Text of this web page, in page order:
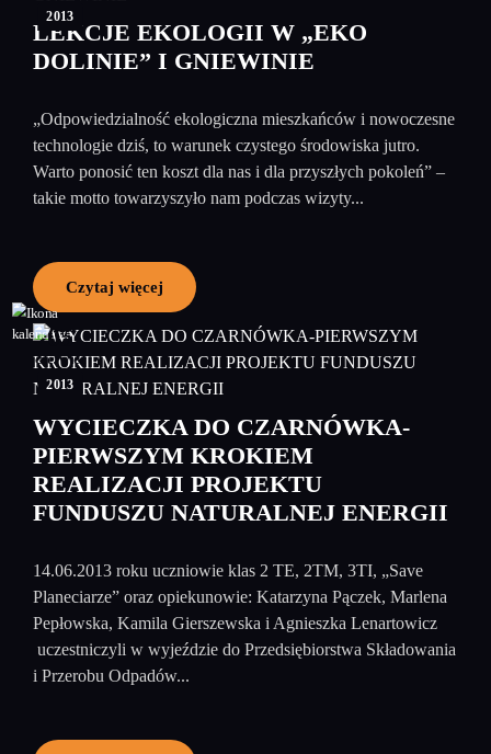
2013
LEKCJE EKOLOGII W „EKO
DOLINIE” I GNIEWINIE
„Odpowiedzialność ekologiczna mieszkańców i nowoczesne
technologie dziś, to warunek czystego środowiska jutro.
Warto ponosić ten koszt dla nas i dla przyszłych pokoleń” –
takie motto towarzyszyło nam podczas wizyty...
Czytaj więcej
05
czerwiec
2013
WYCIECZKA DO CZARNÓWKA-
PIERWSZYM KROKIEM
REALIZACJI PROJEKTU
FUNDUSZU NATURALNEJ ENERGII
14.06.2013 roku uczniowie klas 2 TE, 2TM, 3TI, „Save
Planeciarze” oraz opiekunowie: Katarzyna Pączek, Marlena
Pepłowska, Kamila Gierszewska i Agnieszka Lenartowicz
uczestniczyli w wyjeździe do Przedsiębiorstwa Składowania
i Przerobu Odpadów...